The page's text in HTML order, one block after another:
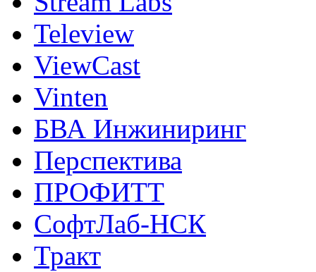
Teleview
ViewCast
Vinten
БВА Инжиниринг
Перспектива
ПРОФИТТ
СофтЛаб-НСК
Тракт